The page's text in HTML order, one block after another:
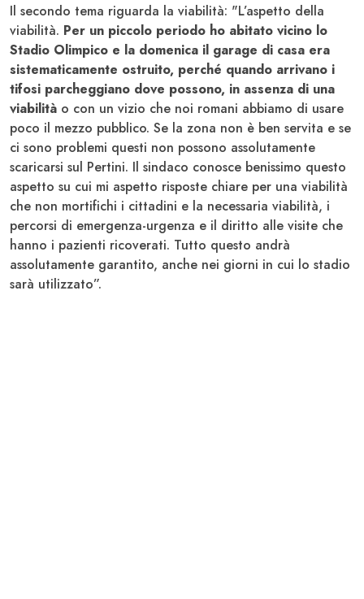
Il secondo tema riguarda la viabilità: "L’aspetto della
viabilità. Per un piccolo periodo ho abitato vicino lo
Stadio Olimpico e la domenica il garage di casa era
sistematicamente ostruito, perché quando arrivano i
tifosi parcheggiano dove possono, in assenza di una
viabilità o con un vizio che noi romani abbiamo di usare
poco il mezzo pubblico. Se la zona non è ben servita e se
ci sono problemi questi non possono assolutamente
scaricarsi sul Pertini. Il sindaco conosce benissimo questo
aspetto su cui mi aspetto risposte chiare per una viabilità
che non mortifichi i cittadini e la necessaria viabilità, i
percorsi di emergenza-urgenza e il diritto alle visite che
hanno i pazienti ricoverati. Tutto questo andrà
assolutamente garantito, anche nei giorni in cui lo stadio
sarà utilizzato”.